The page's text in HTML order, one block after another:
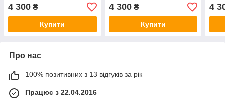
4 300 ₴
Купити
4 300₴
Купити
4
Про нас
100% позитивних з 13 відгуків за рік
Працює з 22.04.2016